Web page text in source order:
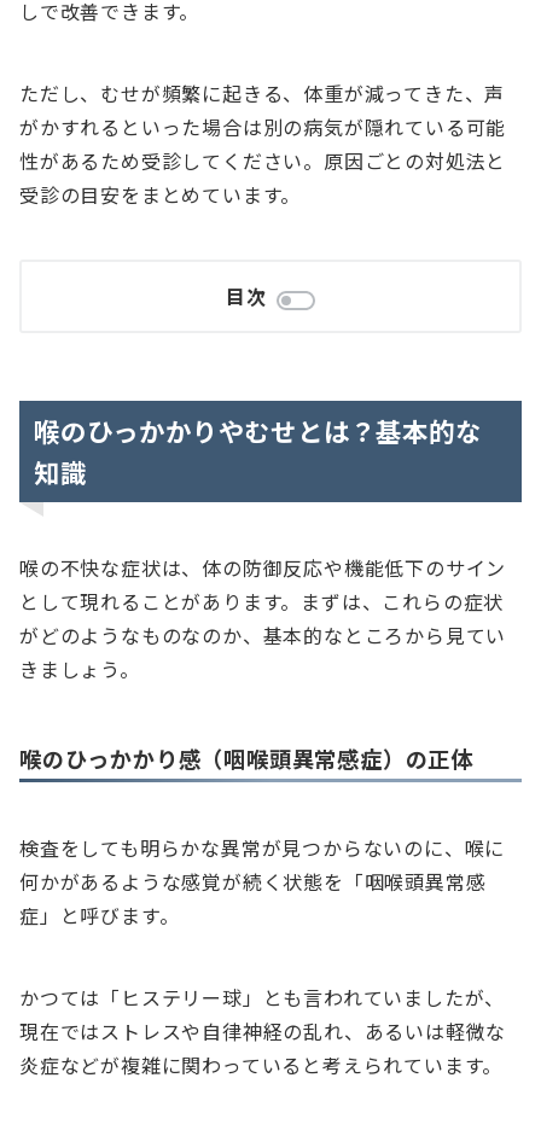
しで改善できます。
ただし、むせが頻繁に起きる、体重が減ってきた、声
がかすれるといった場合は別の病気が隠れている可能
性があるため受診してください。原因ごとの対処法と
受診の目安をまとめています。
目次
喉のひっかかりやむせとは？基本的な
知識
喉の不快な症状は、体の防御反応や機能低下のサイン
として現れることがあります。まずは、これらの症状
がどのようなものなのか、基本的なところから見てい
きましょう。
喉のひっかかり感（咽喉頭異常感症）の正体
検査をしても明らかな異常が見つからないのに、喉に
何かがあるような感覚が続く状態を「咽喉頭異常感
症」と呼びます。
かつては「ヒステリー球」とも言われていましたが、
現在ではストレスや自律神経の乱れ、あるいは軽微な
炎症などが複雑に関わっていると考えられています。